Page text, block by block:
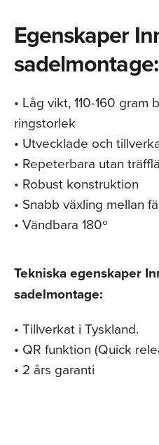
Egenskaper
sadelmontage:
• Låg vikt, 110-160
ringstorlek
• Utvecklade och
• Repeterbara utan
• Robust konstruktion
• Snabb växling mellan
• Vändbara 180º
Tekniska egenskaper
sadelmontage:
• Tillverkat i Tyskland.
• QR funktion (Quick
• 2 års garanti